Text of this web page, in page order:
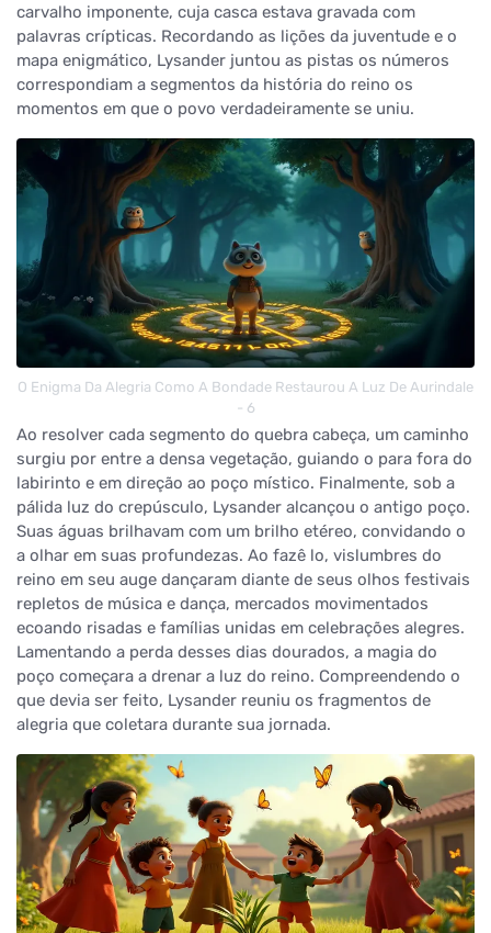
carvalho imponente, cuja casca estava gravada com
palavras crípticas. Recordando as lições da juventude e o
mapa enigmático, Lysander juntou as pistas os números
correspondiam a segmentos da história do reino os
momentos em que o povo verdadeiramente se uniu.
O Enigma Da Alegria Como A Bondade Restaurou A Luz De Aurindale
- 6
Ao resolver cada segmento do quebra cabeça, um caminho
surgiu por entre a densa vegetação, guiando o para fora do
labirinto e em direção ao poço místico. Finalmente, sob a
pálida luz do crepúsculo, Lysander alcançou o antigo poço.
Suas águas brilhavam com um brilho etéreo, convidando o
a olhar em suas profundezas. Ao fazê lo, vislumbres do
reino em seu auge dançaram diante de seus olhos festivais
repletos de música e dança, mercados movimentados
ecoando risadas e famílias unidas em celebrações alegres.
Lamentando a perda desses dias dourados, a magia do
poço começara a drenar a luz do reino. Compreendendo o
que devia ser feito, Lysander reuniu os fragmentos de
alegria que coletara durante sua jornada.